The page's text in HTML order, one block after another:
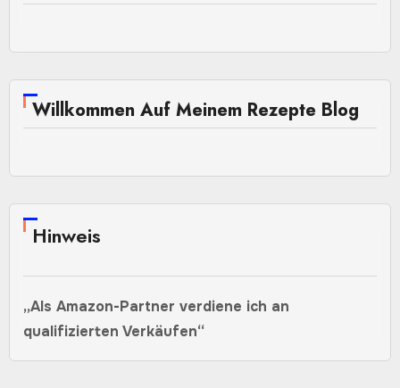
Willkommen Auf Meinem Rezepte Blog
Hinweis
„Als Amazon-Partner verdiene ich an
qualifizierten Verkäufen“